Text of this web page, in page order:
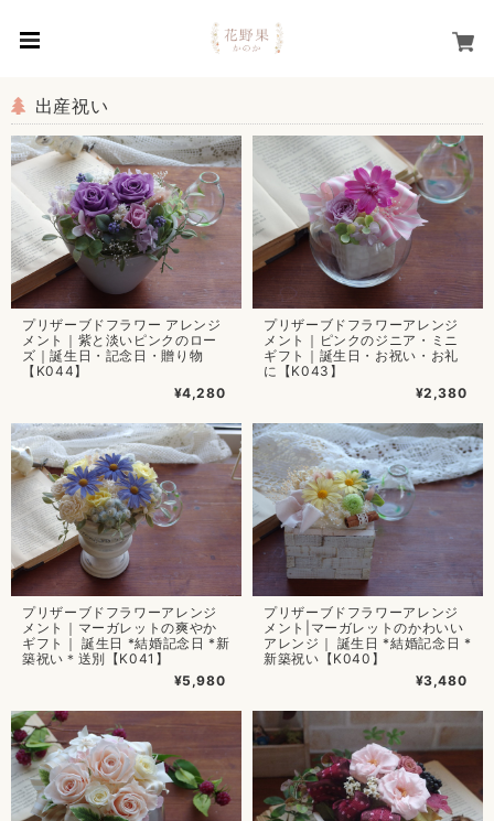
出産祝い
プリザーブドフラワー アレンジ
メント｜紫と淡いピンクのロー
ズ｜誕生日・記念日・贈り物
【K044】
¥4,280
プリザーブドフラワーアレンジ
メント｜ピンクのジニア・ミニ
ギフト｜誕生日・お祝い・お礼
に【K043】
¥2,380
プリザーブドフラワーアレンジ
メント｜マーガレットの爽やか
ギフト｜ 誕生日 *結婚記念日 *新
築祝い＊送別【K041】
¥5,980
プリザーブドフラワーアレンジ
メント|マーガレットのかわいい
アレンジ｜ 誕生日 *結婚記念日 *
新築祝い【K040】
¥3,480